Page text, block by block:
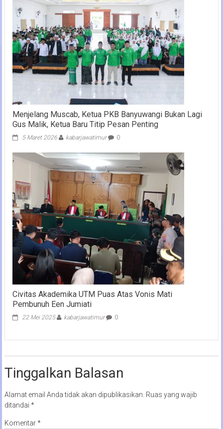
Menjelang Muscab, Ketua PKB Banyuwangi Bukan Lagi
Gus Malik, Ketua Baru Titip Pesan Penting
5 Maret 2026 kabarjawatimur 0
Civitas Akademika UTM Puas Atas Vonis Mati
Pembunuh Een Jumiati
22 Mei 2025 kabarjawatimur 0
Tinggalkan Balasan
Alamat email Anda tidak akan dipublikasikan. Ruas yang wajib
ditandai *
Komentar*